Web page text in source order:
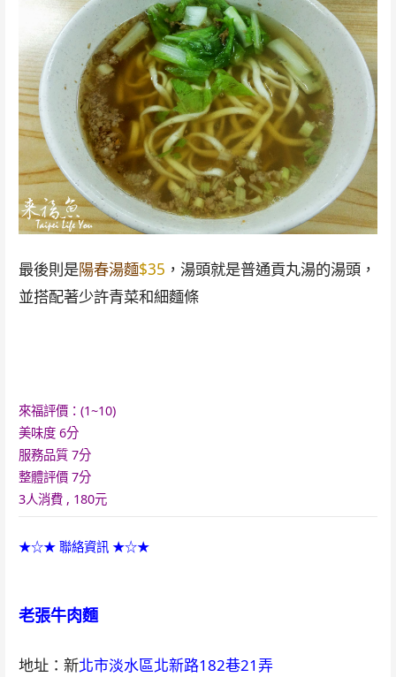
最後則是陽春湯麵$35 ，湯頭就是普通貢丸湯的湯頭，
並搭配著少許青菜和細麵條
來福評價：(1~10)
美味度 6分
服務品質 7分
整體評價7分
3人消費 , 180元
★☆★ 聯絡資訊 ★☆★
老張牛肉麵
地址：新北市淡水區北新路182巷21弄